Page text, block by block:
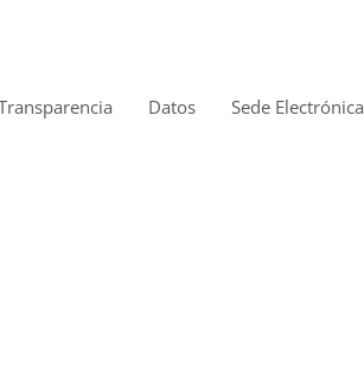
Datos Sede Electrónica